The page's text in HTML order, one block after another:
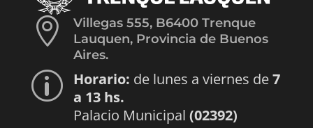

Villegas 555, B6400 Trenque
Lauquen, Provincia de Buenos
Aires.
p Horario: de lunes a viernes de7
a 13 hs.
Palacio Municipal (02392)